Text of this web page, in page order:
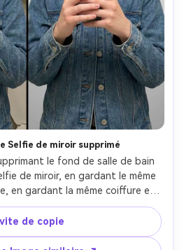
Selfie de miroir supprimé
le fond de salle de bain
de miroir, en gardant le même
en gardant la même coiffure et
en préservant l'éclairage et
l'écran du téléphone, en gardant
bords des manches propres- -
de copie